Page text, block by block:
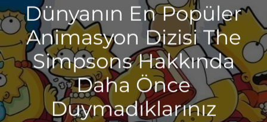
Dünyanın En Popüler
Animasyon Dizisi The
Simpsons Hakkında
Daha Önce
Duymadıklarınız